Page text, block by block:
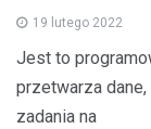
19 lutego 2022
Jest to
przetwarza
zadania na